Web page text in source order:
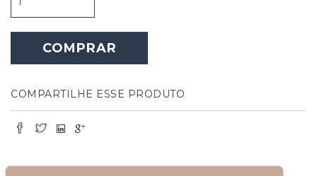
de
Madeira
Alta
Estreita
Odalice
COMPRAR
COMPARTILHE ESSE PRODUTO